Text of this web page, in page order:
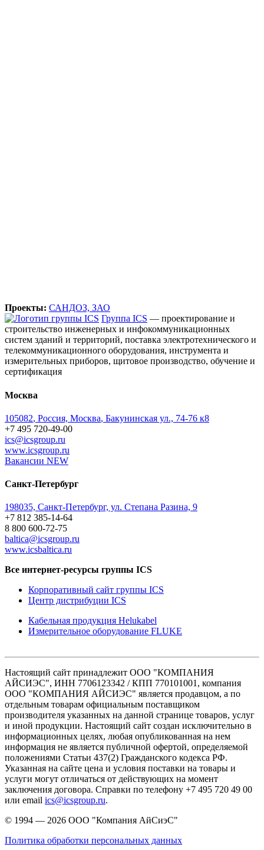
Проекты: САНДОЗ, ЗАО
Группа ICS — проектирование и
строительство инженерных и инфокоммуникационных
систем зданий и территорий, поставка электротехнического и
телекоммуникационного оборудования, инструмента и
измерительных приборов, щитовое производство, обучение и
сертификация
Москва
105082, Россия, Москва, Бакунинская ул., 74-76 к8
+7 495 720-49-00
ics@icsgroup.ru
www.icsgroup.ru
Вакансии NEW
Санкт-Петербург
198035, Санкт-Петербург, ул. Степана Разина, 9
+7 812 385-14-64
8 800 600-72-75
baltica@icsgroup.ru
www.icsbaltica.ru
Все интернет-ресурсы группы ICS
Корпоративный сайт группы ICS
Центр дистрибуции ICS
Кабельная продукция Helukabel
Измерительное оборудование FLUKE
Настоящий сайт принадлежит ООО "КОМПАНИЯ
АЙСИЭС", ИНН 7706123342 / КПП 770101001, компания
ООО "КОМПАНИЯ АЙСИЭС" является продавцом, а по
отдельным товарам официальным поставщиком
производителя указанных на данной странице товаров, услуг
и иной продукции. Настоящий сайт создан исключительно в
информационных целях, любая опубликованная на нем
информация не является публичной офертой, определяемой
положениями Статьи 437(2) Гражданского кодекса РФ.
Указанная на сайте цена и условия поставки на товары и
услуги могут отличаться от действующих на момент
заключения договора. Справки по телефону +7 495 720 49 00
или email ics@icsgroup.ru.
© 1994 — 2026 ООО "Компания АйСиэС"
Политика обработки персональных данных